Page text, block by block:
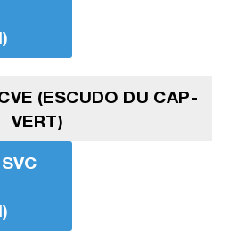
(ESCUDO DU CAP-
VERT)